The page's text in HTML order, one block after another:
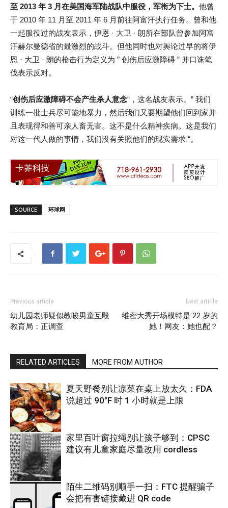
至 2013 年 3 月在美国海军陆战队中服役，军衔为下士。 他曾
于 2010 年 11 月至 2011 年 6 月前往阿富汗执行任务。曾和他
一起服役过的战友表示，伊恩 · 大卫 · 朗所在部队曾参加阿富
汗赫尔曼德省的最激烈的战斗。但他同时也对舆论过早的将伊
恩 · 大卫 · 朗的枪击行为定义为 ” 创伤后应激障碍 ” 并口诛笔
伐表示反对。
“创伤后应激障碍不会产生杀人意念“，这名战友表示。” 我们
训练一批士兵尽可能地暴力，然后我们又要期望他们回到家并
且表现得和善可亲人畜无害。这不是什么精神疾病。这是我们
对这一代人做的事情，我们没有关照他们的现实需求 “。
SOURCE 环球网
Previous article
幼儿园老师疑似教唆男童互殴
教育局：正调查
Next article
维密大秀开场模特是 22 岁的
她！网友：她也配？
RELATED ARTICLES MORE FROM AUTHOR
热点
夏天野餐别让凉菜在桌上放太久：FDA
说超过 90°F 时 1 小时就是上限
热点
家里百叶窗拉绳别让孩子够到：CPSC
建议有儿童家庭尽量改用 cordless
陌生二维码别顺手一扫：FTC 提醒骗子
会把有害链接藏进 QR code